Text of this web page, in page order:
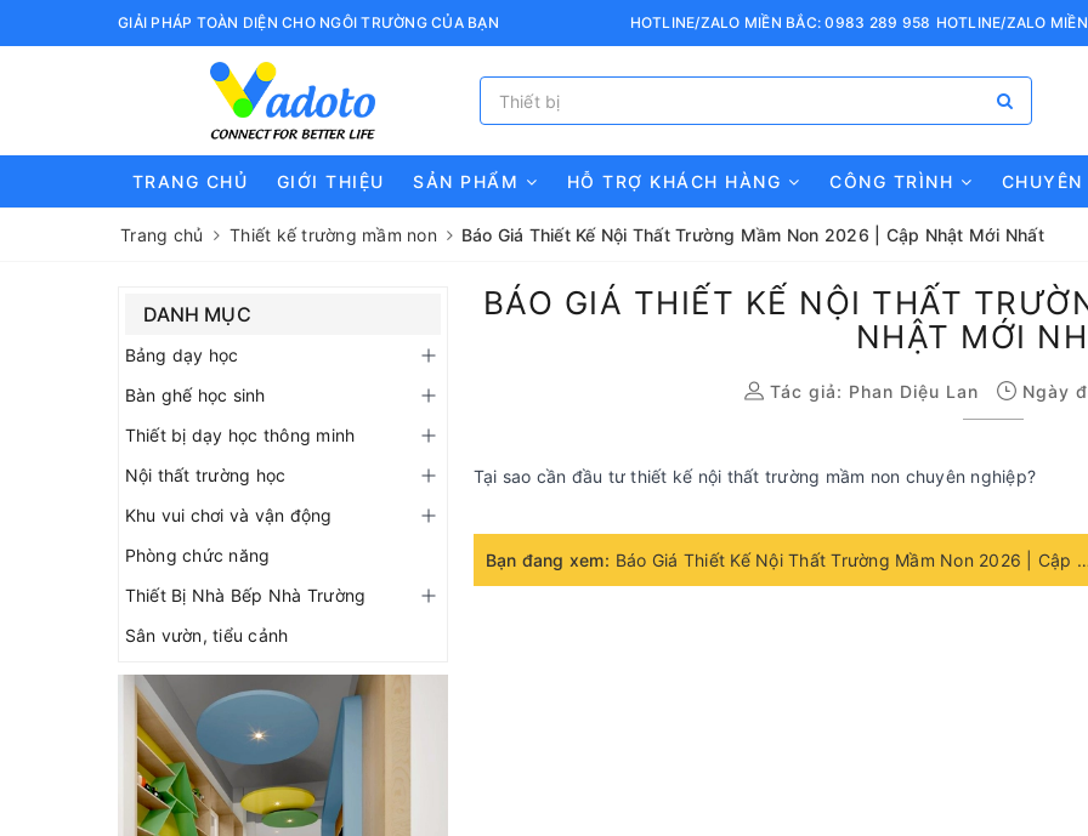
GIẢI PHÁP TOÀN DIỆN CHO NGÔI TRƯỜNG CỦA BẠN HOTLINE/ZALO MIỀN BẮC: 0983 289 958 HOTLINE/ZALO
TRANG CHỦ GIỚI THIỆU SẢN PHẨM HỖ TRỢ KHÁCH HÀNG CÔNG TRÌNH
Trang chủ Thiết kế trường mầm non Báo Giá Thiết Kế Nội Thất Trường Mầm Non 2026 | Cập Nhật Mới Nhất
BÁO GIÁ THIẾT KẾ NỘI THẤT
NHẬT MỚI
Tác giả: Phan Diệu Lan Ngày
Tại sao cần đầu tư thiết kế nội thất trường mầm non chuyên nghiệp?
Bạn đang xem: Báo Giá Thiết Kế Nội Thất Trường
DANH MỤC
Bảng dạy học
Bàn ghế học sinh
Thiết bị dạy học thông minh
Nội thất trường học
Khu vui chơi và vận động
Phòng chức năng
Thiết Bị Nhà Bếp Nhà Trường
Sân vườn, tiểu cảnh